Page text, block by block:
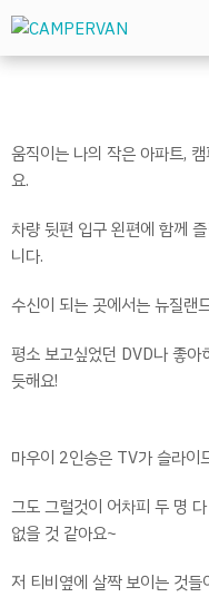
움직이는 나의 작은 아파트,
요.
차량 뒷편 입구 왼편에 함께
니다.
수신이 되는 곳에서는 뉴질랜
평소 보고싶었던 DVD나 좋
듯해요!
마우이 2인승은 TV가 슬라이
그도 그럴것이 어차피 두 명
없을 것 같아요~
저 티비옆에 살짝 보이는 것들